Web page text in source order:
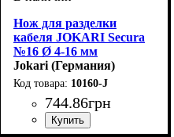
Нож для разделки
кабеля JOKARI Secura
№16 Ø 4-16 мм
Jokari (Германия)
10160-J
744.86грн